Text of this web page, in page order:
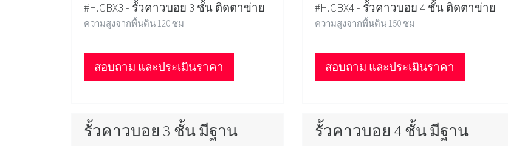
#H.CBX3 - รั้วคาวบอย 3 ชั้น ติดตาข่าย
ความสูงจากพื้นดิน 120 ซม
สอบถาม และประเมินราคา
#H.CBX4 - รั้วคาวบอย 4 ชั้น ติดตาข่าย
ความสูงจากพื้นดิน 150 ซม
สอบถาม และประเมินราคา
รั้วคาวบอย 3 ชั้น มีฐาน รั้วคาวบอย 4 ชั้น มีฐาน